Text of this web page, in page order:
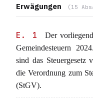
Erwägungen (15
E. 1
Der
Gemeindesteuern
sind das Steuergesetz
die Verordnung zum
(StGV).